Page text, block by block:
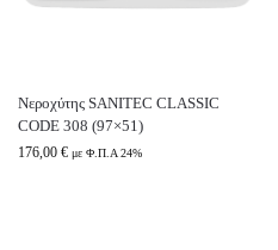
Νεροχύτης SANITEC CLASSIC
CODE 308 (97×51)
176,00 € με Φ.Π.Α 24%